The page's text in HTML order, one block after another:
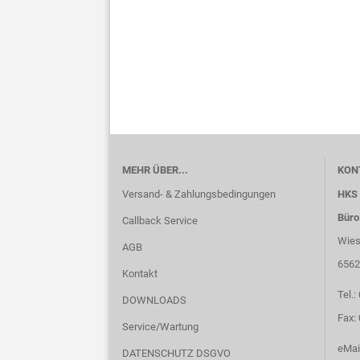
MEHR ÜBER...
Versand- & Zahlungsbedingungen
Callback Service
AGB
Kontakt
DOWNLOADS
Service/Wartung
DATENSCHUTZ DSGVO
Tel.:
Fax: